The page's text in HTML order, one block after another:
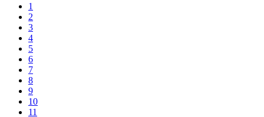
1
2
3
4
5
6
7
8
9
10
11